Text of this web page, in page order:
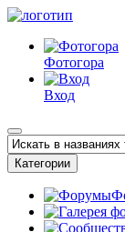
Фотогора
Вход
Категории